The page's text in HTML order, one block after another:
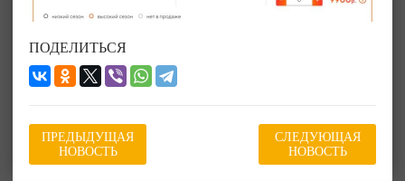
ПОДЕЛИТЬСЯ
ПРЕДЫДУЩАЯ
НОВОСТЬ
СЛЕДУЮЩАЯ
НОВОСТЬ